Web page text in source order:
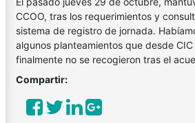
CCOO, tras los requerimientos y
sistema de registro de jornada.
algunos planteamientos que desde
finalmente no se recogieron tras el
Compartir: